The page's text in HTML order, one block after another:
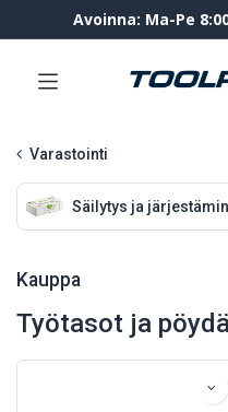
Avoinna: Ma-Pe
Varastointi
Säilytys ja
Kauppa
Työtasot ja